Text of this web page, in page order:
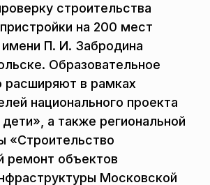
строительства
на 200 мест
П. И. Забродина
Образовательное
расширяют в рамках
национального проекта
а также региональной
«Строительство
ремонт объектов
Московской